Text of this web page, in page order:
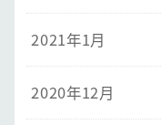
2021年1月
2020年12月